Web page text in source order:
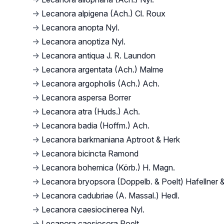
→ Lecanora alpigena (Ach.) Cl. Roux
→ Lecanora anopta Nyl.
→ Lecanora anoptiza Nyl.
→ Lecanora antiqua J. R. Laundon
→ Lecanora argentata (Ach.) Malme
→ Lecanora argopholis (Ach.) Ach.
→ Lecanora aspersa Borrer
→ Lecanora atra (Huds.) Ach.
→ Lecanora badia (Hoffm.) Ach.
→ Lecanora barkmaniana Aptroot & Herk
→ Lecanora bicincta Ramond
→ Lecanora bohemica (Körb.) H. Magn.
→ Lecanora bryopsora (Doppelb. & Poelt) Hafellner
→ Lecanora cadubriae (A. Massal.) Hedl.
→ Lecanora caesiocinerea Nyl.